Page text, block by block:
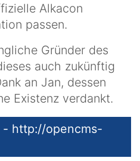
Alkacon
passen.
Gründer des
auch zukünftig
an Jan, dessen
Existenz verdankt.
- http://opencms-